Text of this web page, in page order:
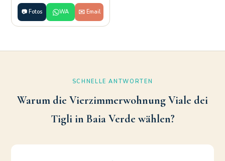
📷 Fotos WA ✉️ Email
SCHNELLE ANTWORTEN
Warum die Vierzimmerwohnung Viale dei
Tigli in Baia Verde wählen?